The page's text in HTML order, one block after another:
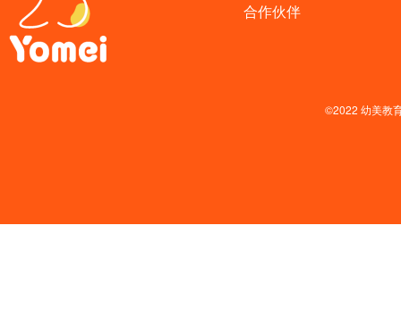
合作伙伴
©2022 幼美教